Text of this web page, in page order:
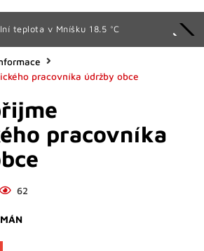
teplota v Mníšku 18.5 °C
pracovníka údržby obce
pracovníka
62